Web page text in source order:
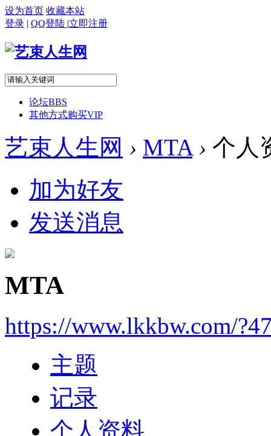
设为首页 收藏本站
登录 | QQ登陆 |立即注册
论坛BBS
其他方式购买VIP
艺束人生网 › MTA › 个人
加为好友
发送消息
MTA
https://www.lkkbw.com/
主题
记录
个人资料